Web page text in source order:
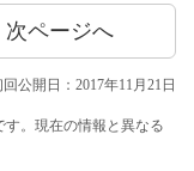
次ページへ
回公開日：2017年11月21日
す。現在の情報と異なる